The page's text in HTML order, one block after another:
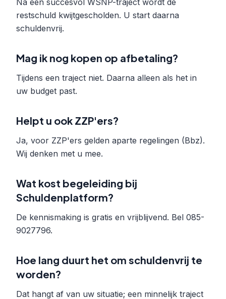
Na een succesvol WSNP-traject wordt de
restschuld kwijtgescholden. U start daarna
schuldenvrij.
Mag ik nog kopen op afbetaling?
Tijdens een traject niet. Daarna alleen als het in
uw budget past.
Helpt u ook ZZP'ers?
Ja, voor ZZP'ers gelden aparte regelingen (Bbz).
Wij denken met u mee.
Wat kost begeleiding bij
Schuldenplatform?
De kennismaking is gratis en vrijblijvend. Bel 085-
9027796.
Hoe lang duurt het om schuldenvrij te
worden?
Dat hangt af van uw situatie; een minnelijk traject